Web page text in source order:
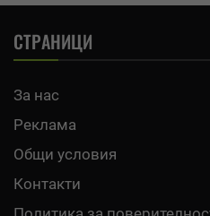
СТРАНИЦИ
За нас
Реклама
Общи условия
Контакти